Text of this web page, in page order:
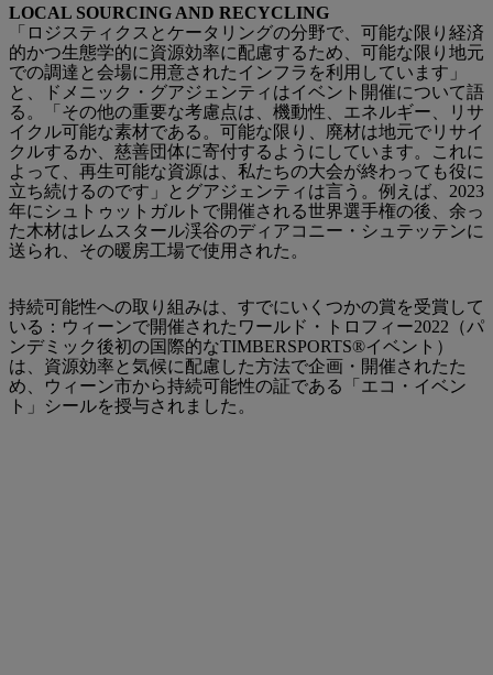
LOCAL SOURCING AND RECYCLING
「ロジスティクスとケータリングの分野で、可能な限り経済
的かつ生態学的に資源効率に配慮するため、可能な限り地元
での調達と会場に用意されたインフラを利用しています」
と、ドメニック・グアジェンティはイベント開催について語
る。「その他の重要な考慮点は、機動性、エネルギー、リサ
イクル可能な素材である。可能な限り、廃材は地元でリサイ
クルするか、慈善団体に寄付するようにしています。これに
よって、再生可能な資源は、私たちの大会が終わっても役に
立ち続けるのです」とグアジェンティは言う。例えば、2023
年にシュトゥットガルトで開催される世界選手権の後、余っ
た木材はレムスタール渓谷のディアコニー・シュテッテンに
送られ、その暖房工場で使用された。
持続可能性への取り組みは、すでにいくつかの賞を受賞して
いる：ウィーンで開催されたワールド・トロフィー2022（パ
ンデミック後初の国際的なTIMBERSPORTS®イベント）
は、資源効率と気候に配慮した方法で企画・開催されたた
め、ウィーン市から持続可能性の証である「エコ・イベン
ト」シールを授与されました。